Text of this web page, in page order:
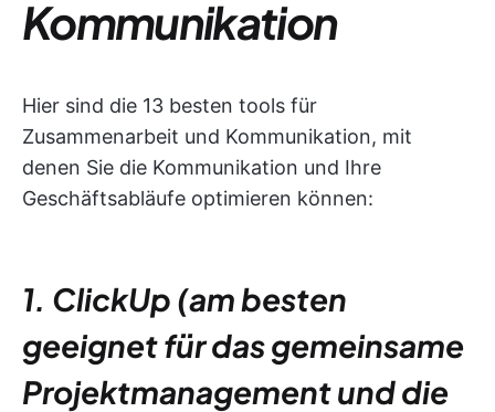
Kommunikation
Hier sind die 13 besten tools für
Zusammenarbeit und Kommunikation, mit
denen Sie die Kommunikation und Ihre
Geschäftsabläufe optimieren können:
1. ClickUp (am besten
geeignet für das gemeinsame
Projektmanagement und die